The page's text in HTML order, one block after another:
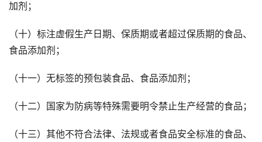
加剂；
（十）标注虚假生产日期、保质期或者超过保质期的食品、
食品添加剂；
（十一）无标签的预包装食品、食品添加剂；
（十二）国家为防病等特殊需要明令禁止生产经营的食品；
（十三）其他不符合法律、法规或者食品安全标准的食品、